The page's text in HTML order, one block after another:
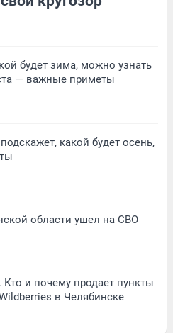
будет зима, можно узнать
— важные приметы
какой будет осень,
области ушел на СВО
и почему продает пункты
в Челябинске